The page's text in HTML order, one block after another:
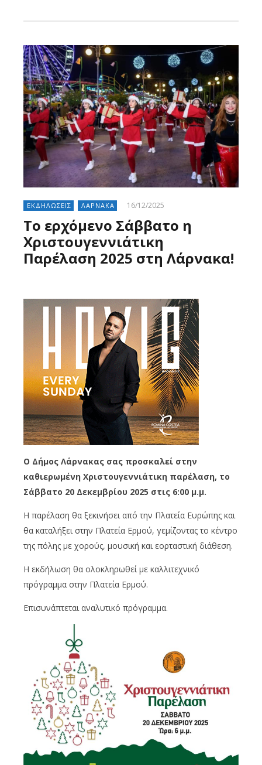
ΕΚΔΗΛΩΣΕΙΣ ΛΑΡΝΑΚΑ 16/12/2025
To ερχόμενο Σάββατο η
Χριστουγεννιάτικη
Παρέλαση 2025 στη Λάρνακα!
Ο Δήμος Λάρνακας σας προσκαλεί στην
καθιερωμένη Χριστουγεννιάτικη παρέλαση, το
Σάββατο 20 Δεκεμβρίου 2025 στις 6:00 μ.μ.
Η παρέλαση θα ξεκινήσει από την Πλατεία Ευρώπης και
θα καταλήξει στην Πλατεία Ερμού, γεμίζοντας το κέντρο
της πόλης με χορούς, μουσική και εορταστική διάθεση.
Η εκδήλωση θα ολοκληρωθεί με καλλιτεχνικό
πρόγραμμα στην Πλατεία Ερμού.
Επισυνάπτεται αναλυτικό πρόγραμμα.